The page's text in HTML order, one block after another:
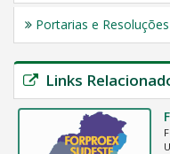
Portarias e Resoluções
Links